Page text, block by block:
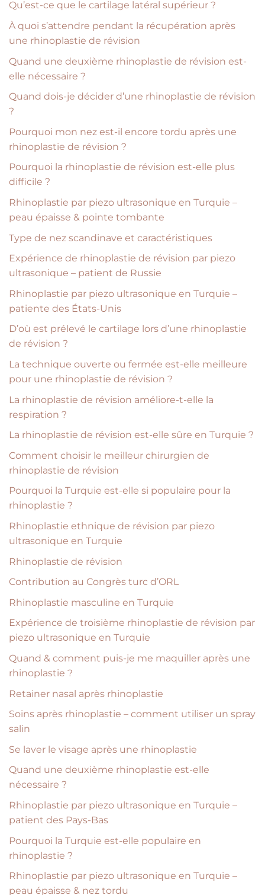
Qu’est-ce que le cartilage latéral supérieur ?
À quoi s’attendre pendant la récupération après
une rhinoplastie de révision
Quand une deuxième rhinoplastie de révision est-
elle nécessaire ?
Quand dois-je décider d’une rhinoplastie de révision
?
Pourquoi mon nez est-il encore tordu après une
rhinoplastie de révision ?
Pourquoi la rhinoplastie de révision est-elle plus
difficile ?
Rhinoplastie par piezo ultrasonique en Turquie –
peau épaisse & pointe tombante
Type de nez scandinave et caractéristiques
Expérience de rhinoplastie de révision par piezo
ultrasonique – patient de Russie
Rhinoplastie par piezo ultrasonique en Turquie –
patiente des États-Unis
D’où est prélevé le cartilage lors d’une rhinoplastie
de révision ?
La technique ouverte ou fermée est-elle meilleure
pour une rhinoplastie de révision ?
La rhinoplastie de révision améliore-t-elle la
respiration ?
La rhinoplastie de révision est-elle sûre en Turquie ?
Comment choisir le meilleur chirurgien de
rhinoplastie de révision
Pourquoi la Turquie est-elle si populaire pour la
rhinoplastie ?
Rhinoplastie ethnique de révision par piezo
ultrasonique en Turquie
Rhinoplastie de révision
Contribution au Congrès turc d’ORL
Rhinoplastie masculine en Turquie
Expérience de troisième rhinoplastie de révision par
piezo ultrasonique en Turquie
Quand & comment puis-je me maquiller après une
rhinoplastie ?
Retainer nasal après rhinoplastie
Soins après rhinoplastie – comment utiliser un spray
salin
Se laver le visage après une rhinoplastie
Quand une deuxième rhinoplastie est-elle
nécessaire ?
Rhinoplastie par piezo ultrasonique en Turquie –
patient des Pays-Bas
Pourquoi la Turquie est-elle populaire en
rhinoplastie ?
Rhinoplastie par piezo ultrasonique en Turquie –
peau épaisse & nez tordu